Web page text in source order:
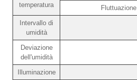
temperatura
Intervallo di
umidità
Deviazione
dell'umidità
Illuminazione